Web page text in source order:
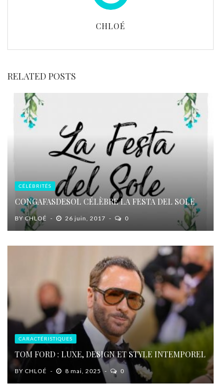
CHLOÉ
RELATED POSTS
CÉLÉBRITÉS
CONGAFASDESOL CÉLÈBRE LA FESTA DEL SOLE
BYCHLOÉ 26 juin, 2017 0
CARACTÉRISTIQUES
TOM FORD : LUXE, DESIGN ET STYLE INTEMPOREL
BY CHLOÉ 8 mai, 2025 0